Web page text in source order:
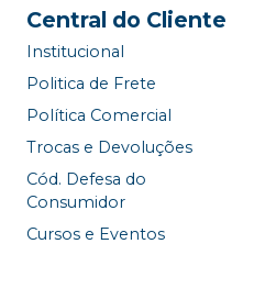
Central do Cliente
Institucional
Politica de Frete
Política Comercial
Trocas e Devoluções
Cód. Defesa do
Consumidor
Cursos e Eventos